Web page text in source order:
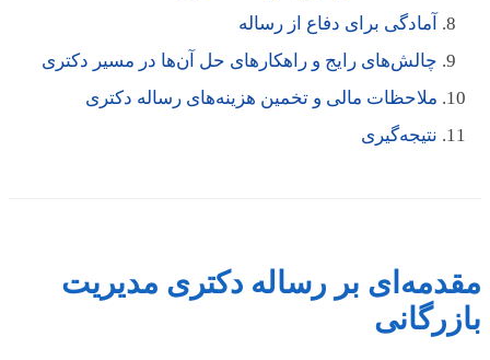
آمادگی برای دفاع از رساله
چالش‌های رایج و راهکارهای حل آن‌ها در مسیر دکتری
ملاحظات مالی و تخمین هزینه‌های رساله دکتری
نتیجه‌گیری
مقدمه‌ای بر رساله دکتری مدیریت
بازرگانی